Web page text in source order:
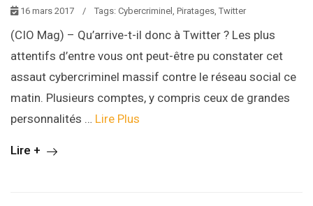
16 mars 2017 / Tags: Cybercriminel , Piratages, Twitter
(CIO Mag) – Qu’arrive-t-il donc à Twitter ? Les plus
attentifs d’entre vous ont peut-être pu constater cet
assaut cybercriminel massif contre le réseau social ce
matin. Plusieurs comptes, y compris ceux de grandes
personnalités … Lire Plus
Lire +